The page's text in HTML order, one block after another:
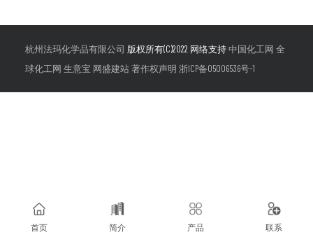
杭州法玛化学品有限公司 版权所有(C)2022 网络支持中国化工网 全
球化工网 生意宝 网盛建站著作权声明 浙ICP备05006536号-1
首页 简介 产品 联系